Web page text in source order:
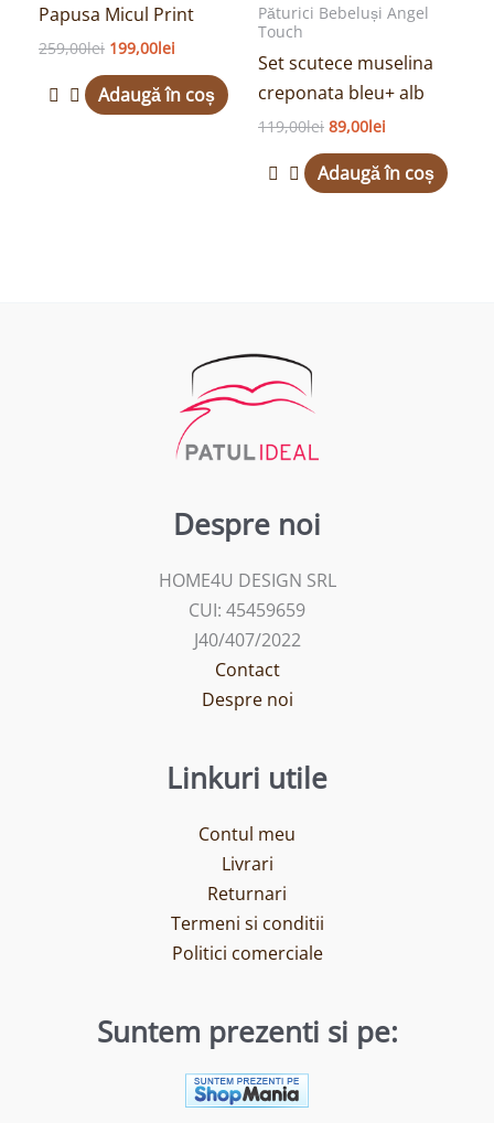
Papusa Micul Print
259,00lei
259,00lei.
199,00lei
Adaugă în coș
Păturici Bebeluși Angel
Touch
Set scutece muselina
creponata bleu+ alb
119,00lei
119,00lei.
89,00lei
Adaugă în coș
Despre noi
HOME4U DESIGN SRL
CUI: 45459659
J40/407/2022
Contact
Despre noi
Linkuri utile
Contul meu
Livrari
Returnari
Termeni si conditii
Politici comerciale
Suntem prezenti si pe: